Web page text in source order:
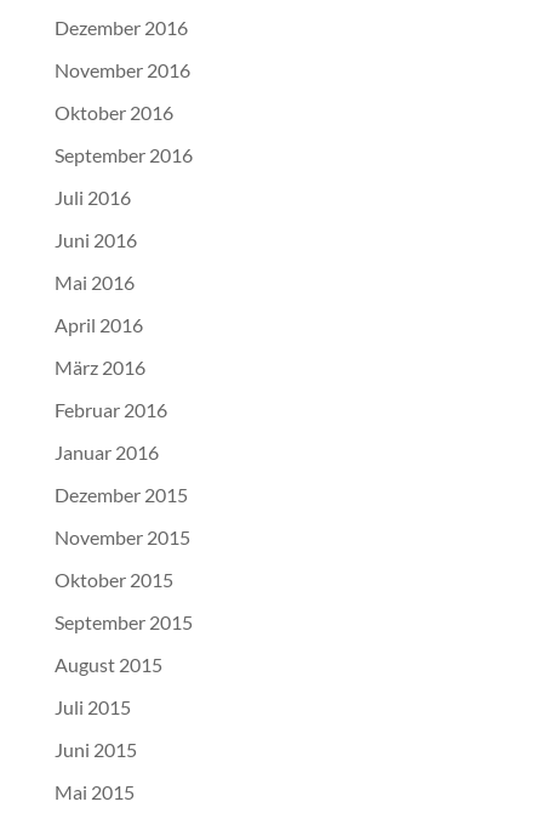
Dezember 2016
November 2016
Oktober 2016
September 2016
Juli 2016
Juni 2016
Mai 2016
April 2016
März 2016
Februar 2016
Januar 2016
Dezember 2015
November 2015
Oktober 2015
September 2015
August 2015
Juli 2015
Juni 2015
Mai 2015